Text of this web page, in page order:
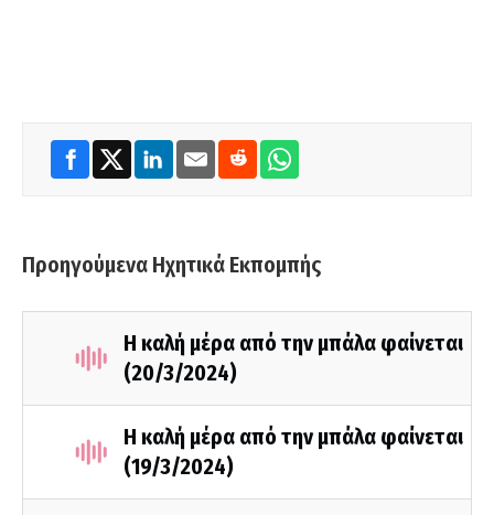
Προηγούμενα Ηχητικά Εκπομπής
Η καλή μέρα από την μπάλα φαίνεται
(20/3/2024)
Η καλή μέρα από την μπάλα φαίνεται
(19/3/2024)